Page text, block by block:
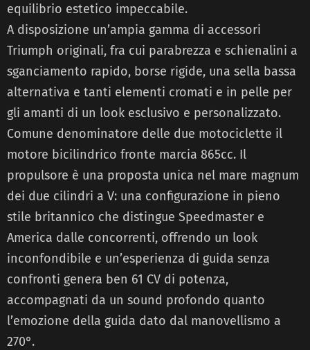
equilibrio estetico impeccabile.
A disposizione un’ampia gamma di accessori
Triumph originali, fra cui parabrezza e schienalini a
sganciamento rapido, borse rigide, una sella bassa
alternativa e tanti elementi cromati e in pelle per
gli amanti di un look esclusivo e personalizzato.
Comune denominatore delle due motociclette il
motore bicilindrico fronte marcia 865cc. Il
propulsore è una proposta unica nel mare magnum
dei due cilindri a V: una configurazione in pieno
stile britannico che distingue Speedmaster e
America dalle concorrenti, offrendo un look
inconfondibile e un’esperienza di guida senza
confronti genera ben 61 CV di potenza,
accompagnati da un sound profondo quanto
l’emozione della guida dato dal manovellismo a
270°.